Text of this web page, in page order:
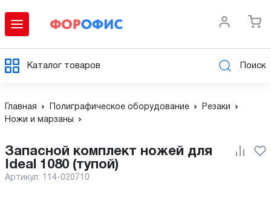
Каталог товаров Поиск
Главная Полиграфическое оборудование
Резаки
Ножи и марзаны
Запасной комплект ножей для
Ideal 1080 (тупой)
Артикул: 114-020710